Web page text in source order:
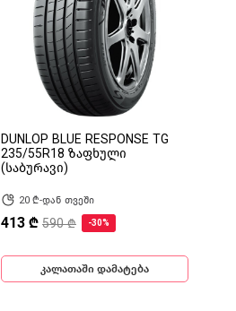
DUNLOP BLUE RESPONSE TG
235/55R18 ზაფხული
(საბურავი)
20 ₾-დან თვეში
413 ₾ 590 ₾ -30%
კალათაში დამატება